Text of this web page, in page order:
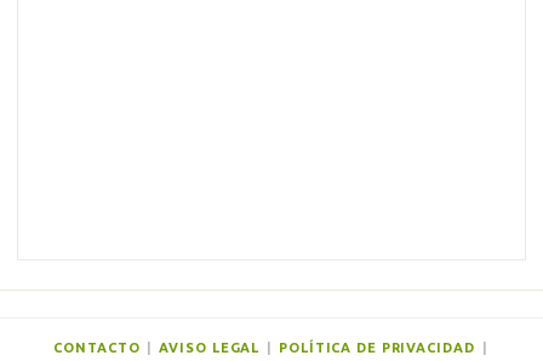
CONTACTO AVISO LEGAL POLÍTICA DE PRIVACIDAD